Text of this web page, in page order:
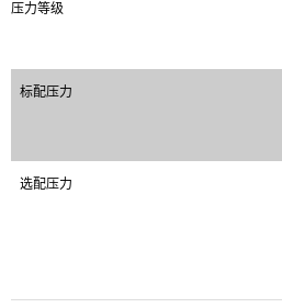
压力等级
标配压力
选配压力